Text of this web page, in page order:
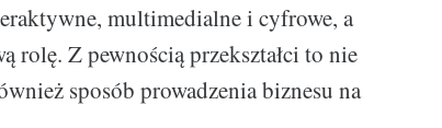
multimedialne i cyfrowe, a
rolę. Z pewnością przekształci to nie
sposób prowadzenia biznesu na